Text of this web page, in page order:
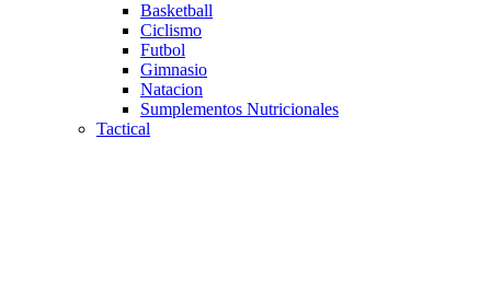
Basketball
Ciclismo
Futbol
Gimnasio
Natacion
Sumplementos Nutricionales
Tactical